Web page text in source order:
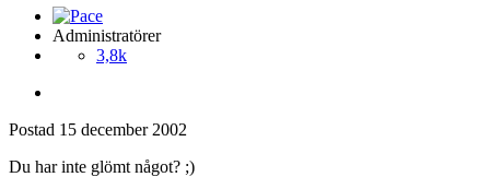
Administratörer
3,8k
Postad 15 december 2002
Du har inte glömt något? ;)